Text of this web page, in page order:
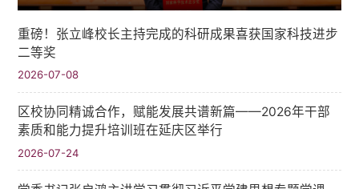
重磅！张立峰校长主持完成的科研成果喜获国家科技进步
二等奖
2026-07-08
区校协同精诚合作，赋能发展共谱新篇——2026年干部
素质和能力提升培训班在延庆区举行
2026-07-24